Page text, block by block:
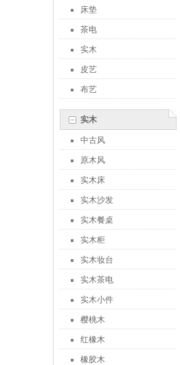
床垫
茶电
实木
皮艺
布艺
实木
中古风
原木风
实木床
实木沙发
实木餐桌
实木柜
实木妆台
实木茶电
实木小件
樱桃木
红橡木
橡胶木